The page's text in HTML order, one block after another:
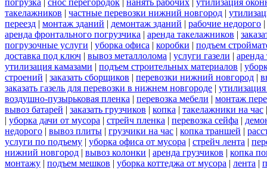
погрузка | снос перегородок | нанять рабочих | утилизация
такелажников | частные перевозки нижний новгород |
переезд | монтаж зданий | демонтаж зданий | рабочие недорого |
аренда фронтального погрузчика | аренда такелажников |
погрузочные услуги | уборка офиса | коробки | подъем
доставка под ключ | вывоз металлолома | услуги газели | аренда
утилизация камазами | подъем строительных материалов |
строений | заказать сборщиков | перевозки нижний новгород |
заказать газель для перевозки в нижнем новгороде |
воздушно-пузырьковая пленка | перевозка мебели | монтаж
вывоз батарей | заказать грузчиков | копка | такелажники на час
| уборка дачи от мусора | стрейч пленка | перевозка сейфа |
недорого | вывоз плиты | грузчики на час | копка траншей |
услуги по подъему | уборка офиса от мусора | стрейч лента |
нижний новгород | вывоз колонки | аренда грузчиков | копка
монтажу | подъем мешков | уборка коттеджа от мусора | лента |